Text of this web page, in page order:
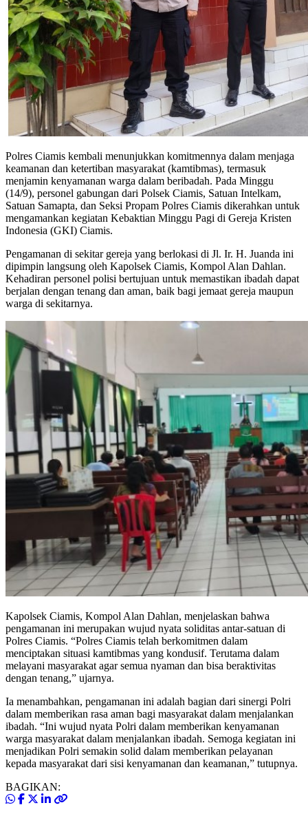
Polres Ciamis kembali menunjukkan komitmennya dalam menjaga
keamanan dan ketertiban masyarakat (kamtibmas), termasuk
menjamin kenyamanan warga dalam beribadah. Pada Minggu
(14/9), personel gabungan dari Polsek Ciamis, Satuan Intelkam,
Satuan Samapta, dan Seksi Propam Polres Ciamis dikerahkan untuk
mengamankan kegiatan Kebaktian Minggu Pagi di Gereja Kristen
Indonesia (GKI) Ciamis.
Pengamanan di sekitar gereja yang berlokasi di Jl. Ir. H. Juanda ini
dipimpin langsung oleh Kapolsek Ciamis, Kompol Alan Dahlan.
Kehadiran personel polisi bertujuan untuk memastikan ibadah dapat
berjalan dengan tenang dan aman, baik bagi jemaat gereja maupun
warga di sekitarnya.
Kapolsek Ciamis, Kompol Alan Dahlan, menjelaskan bahwa
pengamanan ini merupakan wujud nyata soliditas antar-satuan di
Polres Ciamis. “Polres Ciamis telah berkomitmen dalam
menciptakan situasi kamtibmas yang kondusif. Terutama dalam
melayani masyarakat agar semua nyaman dan bisa beraktivitas
dengan tenang,” ujarnya.
Ia menambahkan, pengamanan ini adalah bagian dari sinergi Polri
dalam memberikan rasa aman bagi masyarakat dalam menjalankan
ibadah. “Ini wujud nyata Polri dalam memberikan kenyamanan
warga masyarakat dalam menjalankan ibadah. Semoga kegiatan ini
menjadikan Polri semakin solid dalam memberikan pelayanan
kepada masyarakat dari sisi kenyamanan dan keamanan,” tutupnya.
BAGIKAN: